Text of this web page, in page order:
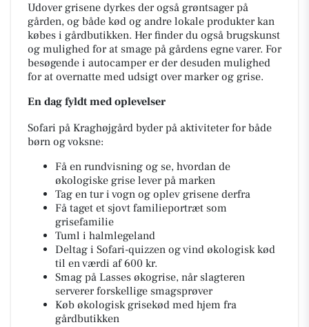
Udover grisene dyrkes der også grøntsager på
gården, og både kød og andre lokale produkter kan
købes i gårdbutikken. Her finder du også brugskunst
og mulighed for at smage på gårdens egne varer. For
besøgende i autocamper er der desuden mulighed
for at overnatte med udsigt over marker og grise.
En dag fyldt med oplevelser
Sofari på Kraghøjgård byder på aktiviteter for både
børn og voksne:
Få en rundvisning og se, hvordan de
økologiske grise lever på marken
Tag en tur i vogn og oplev grisene derfra
Få taget et sjovt familieportræt som
grisefamilie
Tuml i halmlegeland
Deltag i Sofari-quizzen og vind økologisk kød
til en værdi af 600 kr.
Smag på Lasses økogrise, når slagteren
serverer forskellige smagsprøver
Køb økologisk grisekød med hjem fra
gårdbutikken